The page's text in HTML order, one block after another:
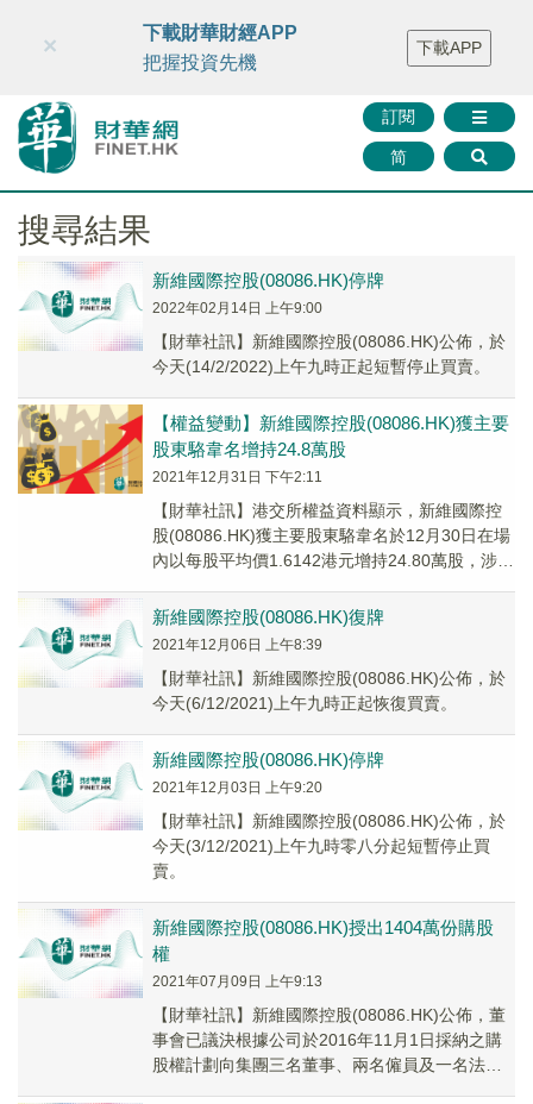
財華智庫網 FINTV FINMETA 財華證券 媒體矩陣
智庫沙龍
聯絡我們
訂閱
简
×
下載財華財經APP
把握投資先機
下載APP
搜尋結果
新維國際控股(08086.HK)停牌
2022年02月14日 上午9:00
【財華社訊】新維國際控股(08086.HK)公佈，於
今天(14/2/2022)上午九時正起短暫停止買賣。
【權益變動】新維國際控股(08086.HK)獲主要
股東駱韋名增持24.8萬股
2021年12月31日 下午2:11
【財華社訊】港交所權益資料顯示，新維國際控
股(08086.HK)獲主要股東駱韋名於12月30日在場
內以每股平均價1.6142港元增持24.80萬股，涉資
新維國際控股(08086.HK)復牌
2021年12月06日 上午8:39
【財華社訊】新維國際控股(08086.HK)公佈，於
今天(6/12/2021)上午九時正起恢復買賣。
新維國際控股(08086.HK)停牌
2021年12月03日 上午9:20
【財華社訊】新維國際控股(08086.HK)公佈，於
今天(3/12/2021)上午九時零八分起短暫停止買
賣。
新維國際控股(08086.HK)授出1404萬份購股
權
2021年07月09日 上午9:13
【財華社訊】新維國際控股(08086.HK)公佈，董
事會已議決根據公司於2016年11月1日採納之購
股權計劃向集團三名董事、兩名僱員及一名法律